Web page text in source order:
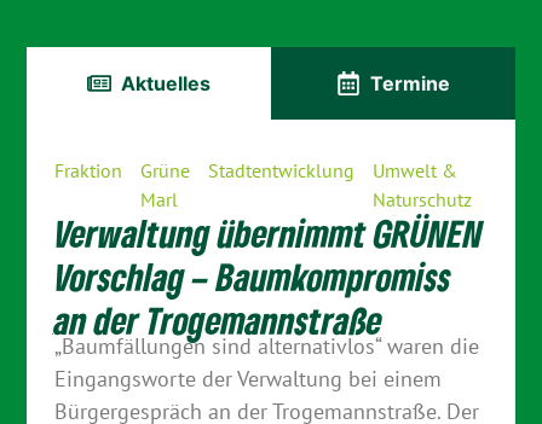
Aktuelles Termine
Fraktion
Grüne
Marl
Stadtentwicklung
Umwelt &
Naturschutz
Verwaltung übernimmt GRÜNEN
Vorschlag – Baumkompromiss
an der Trogemannstraße
„Baumfällungen sind alternativlos“ waren die
Eingangsworte der Verwaltung bei einem
Bürgergespräch an der Trogemannstraße. Der